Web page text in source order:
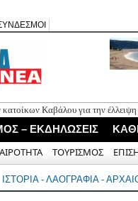
Καβάλου για την έλλειψη
ηθοποιός Νίκος Καλογερόπουλος
Ηλία Λογοθέτη σε μια βραδιά
Αλεξανδρίτες στον Άγιο
– ΕΚΔΗΛΩΣΕΙΣ
ΤΟΥΡΙΣΜΟΣ
ΙΣΤΟΡΙΑ - ΛΑΟΓΡΑΦΙΑ -